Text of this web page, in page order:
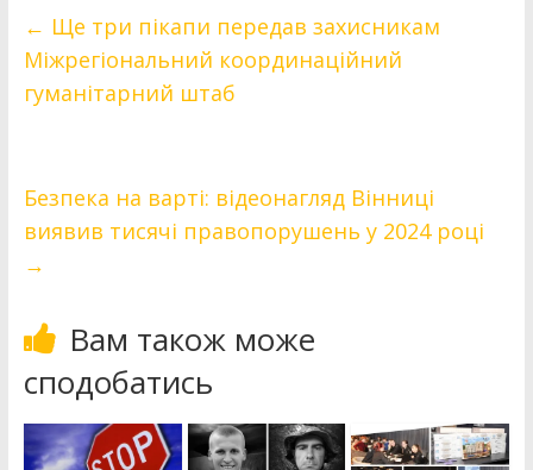
← Ще три пікапи передав захисникам
Міжрегіональний координаційний
гуманітарний штаб
Безпека на варті: відеонагляд Вінниці
виявив тисячі правопорушень у 2024 році
→
Вам також може
сподобатись